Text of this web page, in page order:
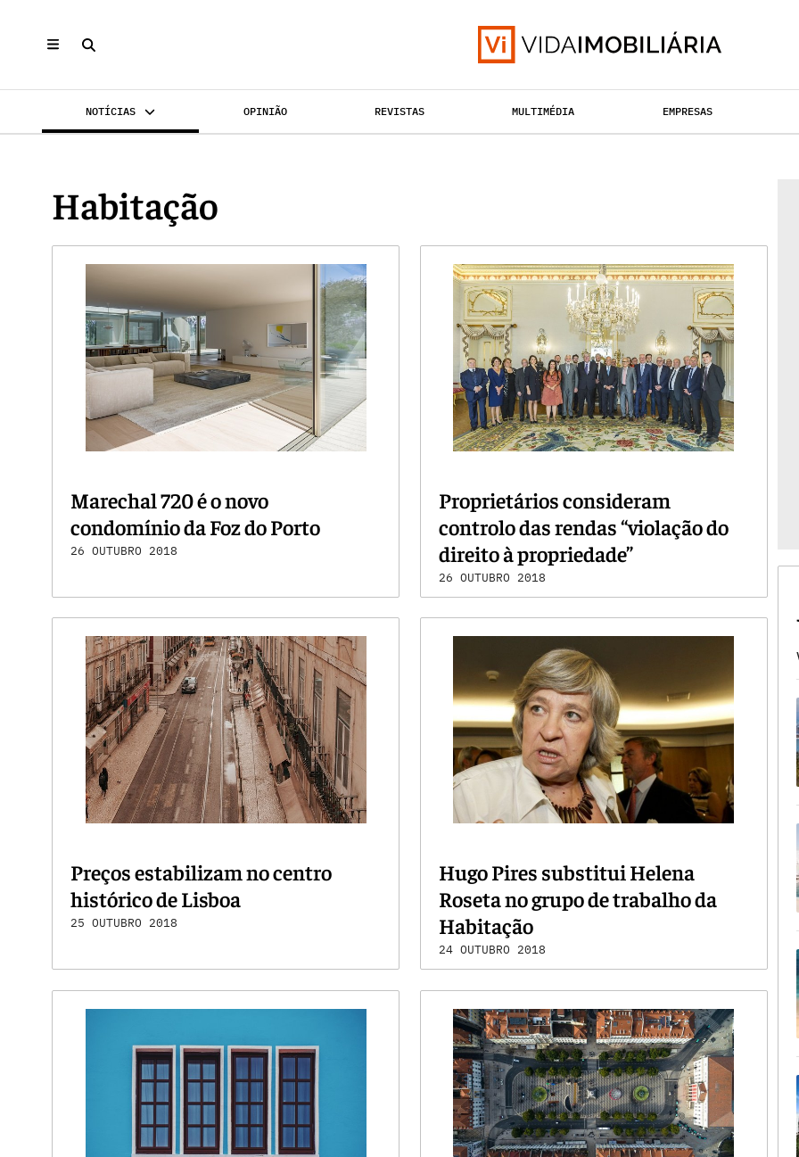
NOTÍCIAS OPINIÃO REVISTAS MULTIMÉDIA EMPRESAS
Habitação
Marechal 720 é o novo
condomínio da Foz do Porto
26 OUTUBRO 2018
Proprietários consideram
controlo das rendas “violação do
direito à propriedade”
26 OUTUBRO 2018
Preços estabilizam no centro
histórico de Lisboa
25 OUTUBRO 2018
Hugo Pires substitui Helena
Roseta no grupo de trabalho da
Habitação
24 OUTUBRO 2018